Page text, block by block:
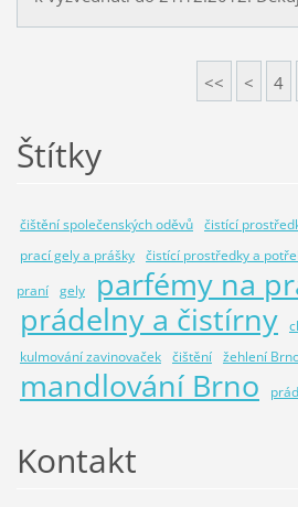
<< < 4
Štítky
čištění společenských oděvů čistící
prací gely a prášky čistící prostředky a
praní gely parfémy na
prádelny a čistírny
kulmování zavinovaček čištění žehlení
mandlování Brno
Kontakt